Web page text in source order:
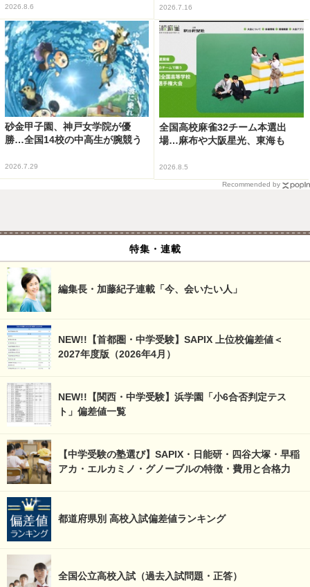
2026.8.6 2026.7.16
砂金甲子園、神戸女学院が優
勝…全国14校の中高生が腕競う
2026.7.29
全国高校麻雀32チーム本選出
場…麻布や大阪星光、東海も
2026.8.5
Recommended by
特集・連載
編集長・加藤紀子連載「今、会いたい人」
NEW!!【首都圏・中学受験】SAPIX 上位校偏差値＜
2027年度版（2026年4月）
NEW!!【関西・中学受験】浜学園「小6合否判定テス
ト」偏差値一覧
【中学受験の塾選び】SAPIX・日能研・四谷大塚・早稲
アカ・エルカミノ・グノーブルの特徴・費用と合格力
都道府県別 高校入試偏差値ランキング
全国公立高校入試（過去入試問題・正答）